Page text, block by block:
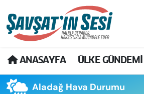
ANASAYFA ÜLKE GÜNDEMİ
Aladağ Hava Durumu
Artvin Nöbetçi Eczaneler
Artvin Hava Durumu
Artvin Namaz Vakitleri